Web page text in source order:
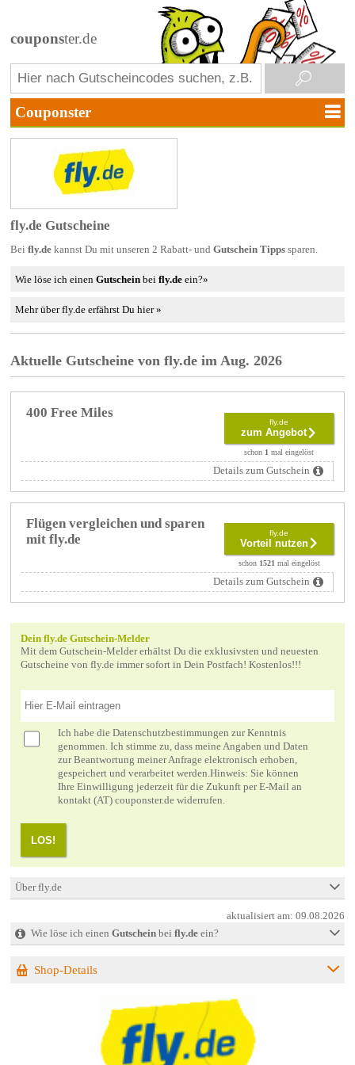
couponster.de
fly.de Gutscheine
Bei fly.dekannst Du mit unseren 2 Rabatt- und Gutschein Tippssparen.
Wie löse ich einenGutschein beifly.de ein?»
Mehr über fly.de erfährst Du hier »
Aktuelle Gutscheine von fly.de im Aug. 2026
400 Free Miles
fly.de
zum Angebot
schon 1 mal eingelöst
Details zum Gutschein
Flügen vergleichen und sparen
mit fly.de
fly.de
Vorteil nutzen
schon 1521 mal eingelöst
Details zum Gutschein
Dein fly.de Gutschein-Melder
Mit dem Gutschein-Melder erhältst Du die exklusivsten und neuesten
Gutscheine von fly.de immer sofort in Dein Postfach! Kostenlos!!!
Ich habe die Datenschutzbestimmungen zur Kenntnis
genommen. Ich stimme zu, dass meine Angaben und Daten
zur Beantwortung meiner Anfrage elektronisch erhoben,
gespeichert und verarbeitet werden.Hinweis: Sie können
Ihre Einwilligung jederzeit für die Zukunft per E-Mail an
kontakt (AT) couponster.de widerrufen.
LOS!
Über fly.de
aktualisiert am:09.08.2026
Wie löse ich einen Gutscheinbei fly.deein?
Shop-Details